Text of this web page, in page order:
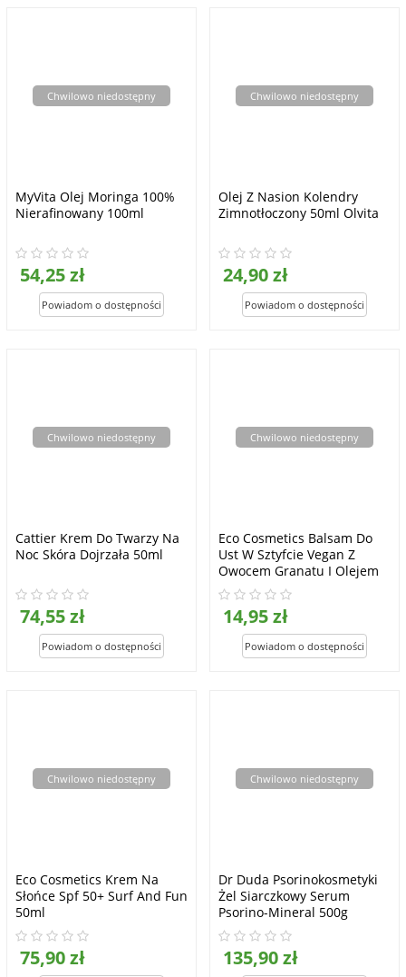
Chwilowo niedostępny
MyVita Olej Moringa 100%
Nierafinowany 100ml
54,25 zł
Chwilowo niedostępny
Olej Z Nasion Kolendry
Zimnotłoczony 50ml Olvita
24,90 zł
Chwilowo niedostępny
Cattier Krem Do Twarzy Na
Noc Skóra Dojrzała 50ml
74,55 zł
Chwilowo niedostępny
Eco Cosmetics Balsam Do
Ust W Sztyfcie Vegan Z
Owocem Granatu I Olejem
Jojoba 4g
14,95 zł
Chwilowo niedostępny
Eco Cosmetics Krem Na
Słońce Spf 50+ Surf And Fun
50ml
75,90 zł
Chwilowo niedostępny
Dr Duda Psorinokosmetyki
Żel Siarczkowy Serum
Psorino-Mineral 500g
135,90 zł